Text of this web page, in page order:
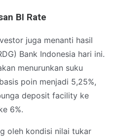
BI Rate
juga menanti hasil
Bank Indonesia hari ini.
menurunkan suku
poin menjadi 5,25%,
deposit facility ke
6%.
oleh kondisi nilai tukar